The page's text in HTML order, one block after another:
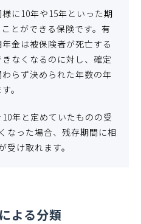
に10年や15年といった期
とができる保険です。有
金は被保険者が死亡する
なくなるのに対し、確定
らず決められた年数の年
。
年と定めていたものの受
なった場合、残存期間に相
け取れます。
よる分類